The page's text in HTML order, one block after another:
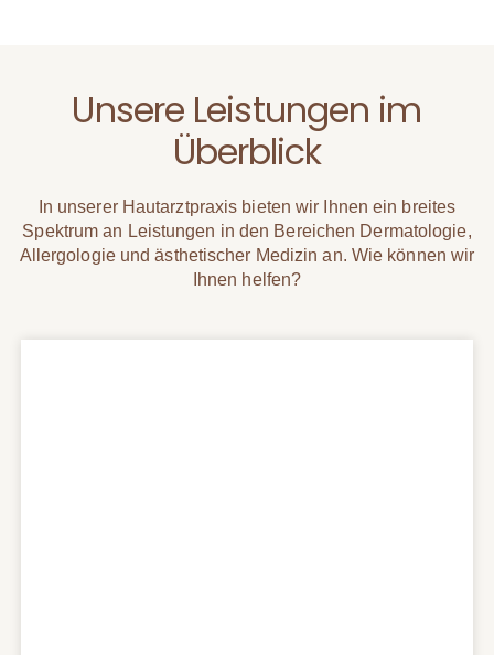
Unsere Leistungen im
Überblick
In unserer Hautarztpraxis bieten wir Ihnen ein breites
Spektrum an Leistungen in den Bereichen Dermatologie,
Allergologie und ästhetischer Medizin an. Wie können wir
Ihnen helfen?